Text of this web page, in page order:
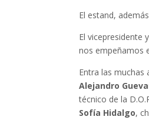
El estand,
El vicepresidente
nos empeñamos
Entra las
Alejandro
técnico de la
Sofía Hidalgo,